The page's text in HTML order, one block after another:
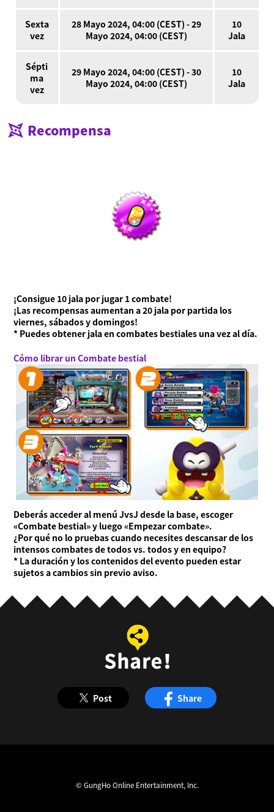
Sexta
vez
28 Mayo 2024, 04:00 (CEST) - 29
Mayo 2024, 04:00 (CEST)
10
Jala
Sépti
ma
vez
29 Mayo 2024, 04:00 (CEST) - 30
Mayo 2024, 04:00 (CEST)
10
Jala
Recompensa
¡Consigue 10 jala por jugar 1 combate!
¡Las recompensas aumentan a 20 jala por partida los
viernes, sábados y domingos!
* Puedes obtener jala en combates bestiales una vez al día.
Cómo librar un Combate bestial
Deberás acceder al menú JvsJ desde la base, escoger
«Combate bestial» y luego «Empezar combate».
¿Por qué no lo pruebas cuando necesites descansar de los
intensos combates de todos vs. todos y en equipo?
* La duración y los contenidos del evento pueden estar
sujetos a cambios sin previo aviso.
Post Share
© GungHo Online Entertainment, Inc.